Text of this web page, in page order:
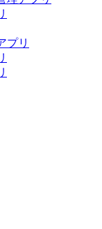
プリ